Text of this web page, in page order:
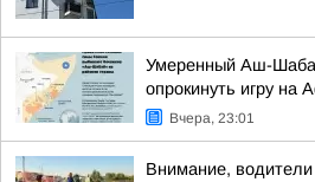
Умеренный Аш-
опрокинуть игру на
Вчера, 23:01
Внимание,